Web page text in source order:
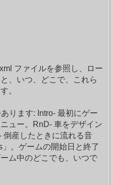
ファイルを参照し、ロー
、いつ、どこで、これら
。
ります: Intro- 最初にゲー
ュー。RnD- 車をデザイン
倒産したときに流れる音
。ゲームの開始日と終了
ム中のどこでも、いつで